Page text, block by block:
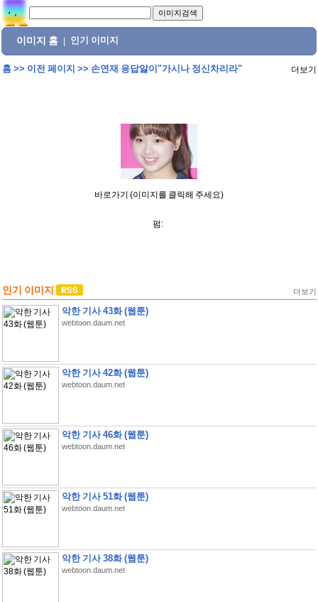
이미지 홈 인기 이미지
홈>> 이전 페이지 >> 손연재 응답앓이"가시나 정신차리라" 더보기
바로가기 (이미지를 클릭해 주세요)
펌:
인기 이미지 더보기
악한 기사 43화 (웹툰)
webtoon.daum.net
악한 기사 42화 (웹툰)
webtoon.daum.net
악한 기사 46화 (웹툰)
webtoon.daum.net
악한 기사 51화 (웹툰)
webtoon.daum.net
악한 기사 38화 (웹툰)
webtoon.daum.net